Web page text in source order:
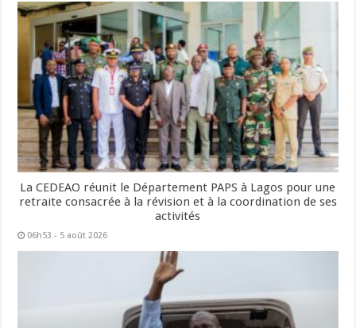
La CEDEAO réunit le Département PAPS à Lagos pour une
retraite consacrée à la révision et à la coordination de ses
activités
06h53 - 5 août 2026